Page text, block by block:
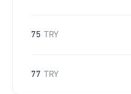
75 TRY
77 TRY